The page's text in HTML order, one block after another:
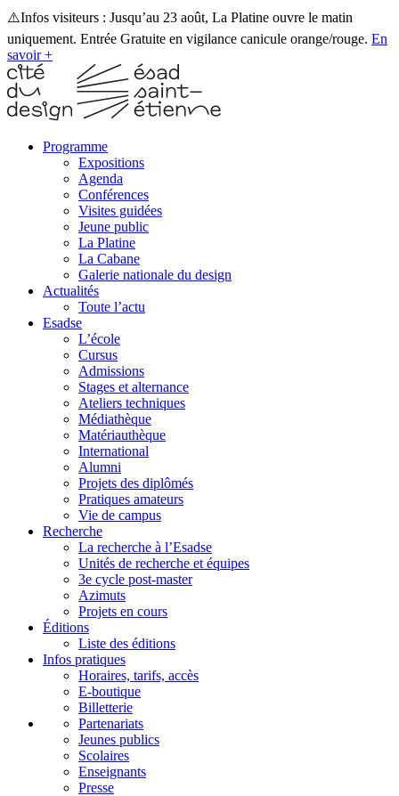
⚠️Infos visiteurs : Jusqu’au 23 août, La Platine ouvre le matin
uniquement. Entrée Gratuite en vigilance canicule orange/rouge. En
savoir +
Programme
Expositions
Agenda
Conférences
Visites guidées
Jeune public
La Platine
La Cabane
Galerie nationale du design
Actualités
Toute l’actu
Esadse
L’école
Cursus
Admissions
Stages et alternance
Ateliers techniques
Médiathèque
Matériauthèque
International
Alumni
Projets des diplômés
Pratiques amateurs
Vie de campus
Recherche
La recherche à l’Esadse
Unités de recherche et équipes
3e cycle post-master
Azimuts
Projets en cours
Éditions
Liste des éditions
Infos pratiques
Horaires, tarifs, accès
E-boutique
Billetterie
Partenariats
Jeunes publics
Scolaires
Enseignants
Presse